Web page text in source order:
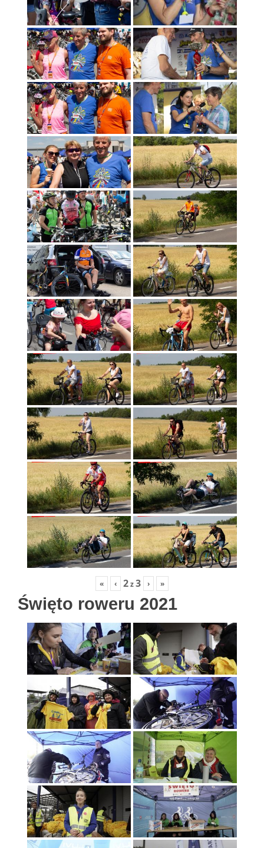
« ‹ 2z3 › »
Święto roweru 2021